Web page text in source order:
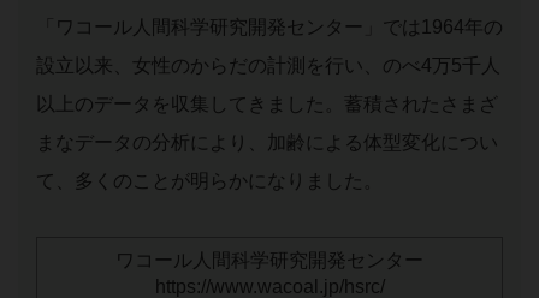
「ワコール人間科学研究開発センター」では1964年の
設立以来、女性のからだの計測を行い、のべ4万5千人
以上のデータを収集してきました。蓄積されたさまざ
まなデータの分析により、加齢による体型変化につい
て、多くのことが明らかになりました。
ワコール人間科学研究開発センター
https://www.wacoal.jp/hsrc/